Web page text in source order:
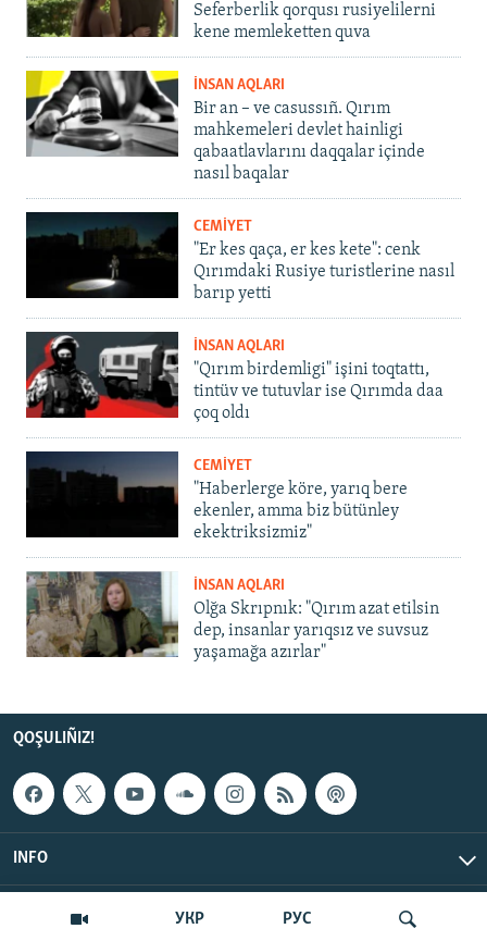
УКР РУС
Seferberlik qorqusı rusiyelilerni
kene memleketten quva
İNSAN AQLARI
Bir an – ve casussıñ. Qırım
mahkemeleri devlet hainligi
qabaatlavlarını daqqalar içinde
nasıl baqalar
CEMİYET
"Er kes qaça, er kes kete": cenk
Qırımdaki Rusiye turistlerine nasıl
barıp yetti
İNSAN AQLARI
"Qırım birdemligi" işini toqtattı,
tintüv ve tutuvlar ise Qırımda daa
çoq oldı
CEMİYET
"Haberlerge köre, yarıq bere
ekenler, amma biz bütünley
ekektriksizmiz"
İNSAN AQLARI
Olğa Skrıpnık: "Qırım azat etilsin
dep, insanlar yarıqsız ve suvsuz
yaşamağa azırlar"
QOŞULIÑIZ!
INFO
© Qırım.Aqiqat, 2026 | All Rights Reserved.